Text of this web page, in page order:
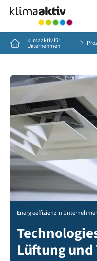
Home klimaaktiv für
Unternehmen
Energieeffizienz in
Lüftung